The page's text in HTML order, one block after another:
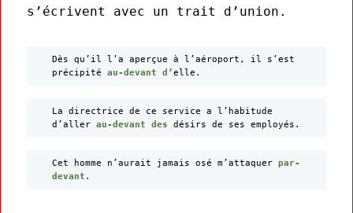
s’écrivent avec un trait d’union.
Dès qu’il l’a aperçue à l’aéroport, il s’est
précipité au-devant d ’elle.
La directrice de ce service a l’habitude
d’aller au-devant des désirs de ses employés.
Cet homme n’aurait jamais osé m’attaquer par-
devant .